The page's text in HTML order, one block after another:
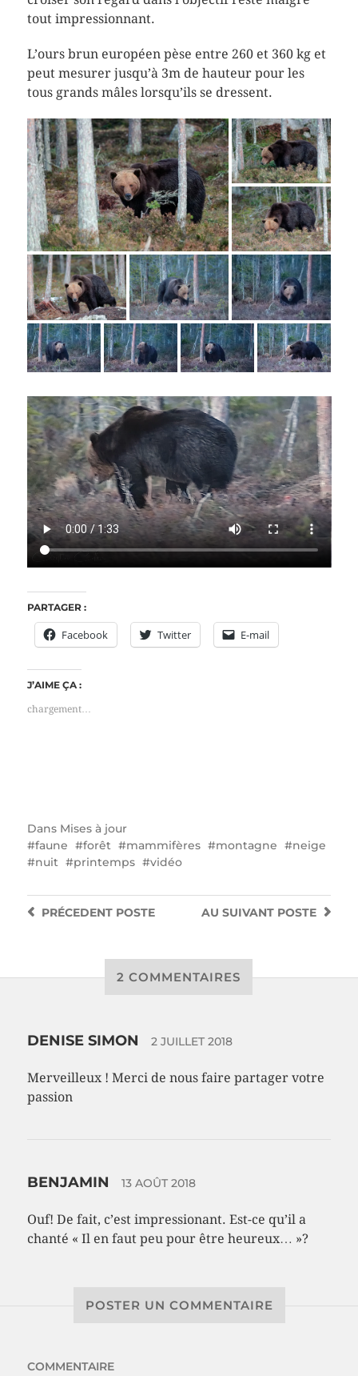
tout impressionnant.
L’ours brun européen pèse entre 260 et 360 kg et
peut mesurer jusqu’à 3m de hauteur pour les
tous grands mâles lorsqu’ils se dressent.
PARTAGER :
Facebook Twitter E-mail
J’AIME ÇA :
chargement…
Dans Mises à jour
faune
forêt mammifères montagne
neige
nuit
printemps vidéo
AU SUIVANT POSTE
PRÉCEDENTPOSTE
2 COMMENTAIRES
DENISE SIMON 2 JUILLET 2018
Merveilleux ! Merci de nous faire partager votre
passion
BENJAMIN 13 AOÛT 2018
Ouf! De fait, c’est impressionant. Est-ce qu’il a
chanté « Il en faut peu pour être heureux… »?
POSTER UN COMMENTAIRE
COMMENTAIRE